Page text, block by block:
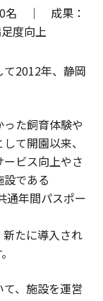
名 ｜ 成果：
度向上
2012年、静岡
た飼育体験や
て開園以来、
ビス向上やさ
である
通年間パスポー
たに導入され
、施設を運営